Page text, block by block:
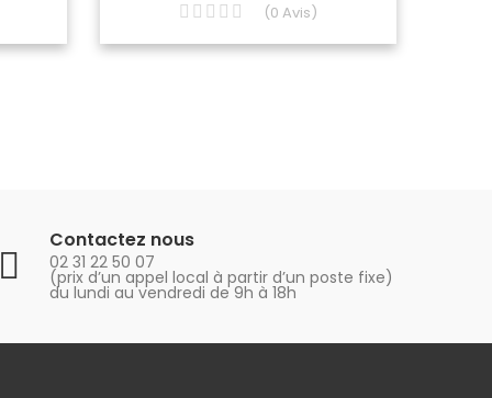
(0 Avis)
Contactez nous
02 31 22 50 07
(prix d’un appel local à partir d’un poste fixe)
du lundi au vendredi de 9h à 18h